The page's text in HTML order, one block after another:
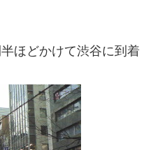
ほどかけて渋谷に到着